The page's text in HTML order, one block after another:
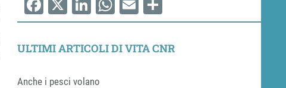
Facebook
X LinkedIn
WhatsApp
EmailShare
ULTIMI ARTICOLI DI VITA CNR
Anche i pesci volano